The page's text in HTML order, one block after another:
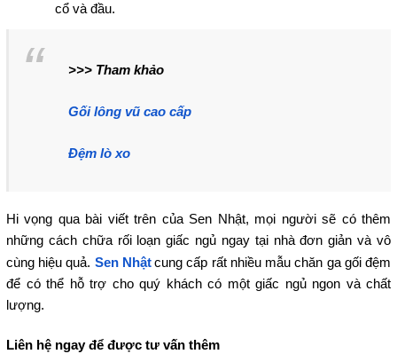
cổ và đầu.
>>> Tham khảo
Gối lông vũ cao cấp
Đệm lò xo
Hi vọng qua bài viết trên của Sen Nhật, mọi người sẽ có thêm
những cách chữa rối loạn giấc ngủ ngay tại nhà đơn giản và vô
cùng hiệu quả. Sen Nhật cung cấp rất nhiều mẫu chăn ga gối đệm
để có thể hỗ trợ cho quý khách có một giấc ngủ ngon và chất
lượng.
Liên hệ ngay để được tư vấn thêm